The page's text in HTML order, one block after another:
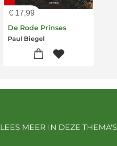
€ 17,99
De Rode Prinses
Paul Biegel
LEES MEER IN DEZE THEMA'S